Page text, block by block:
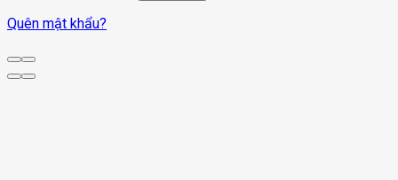
Quên mật khẩu?